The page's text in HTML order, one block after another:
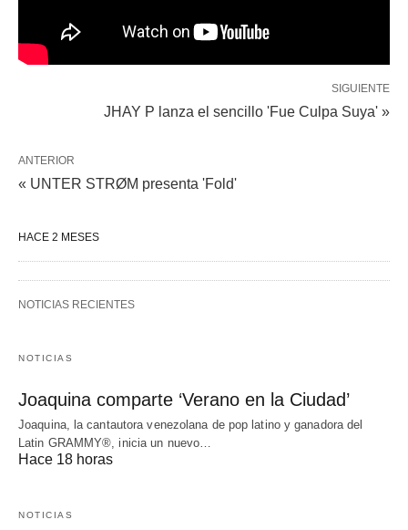
SIGUIENTE
JHAY P lanza el sencillo 'Fue Culpa Suya' »
ANTERIOR
« UNTER STRØM presenta 'Fold'
HACE 2 MESES
NOTICIAS RECIENTES
NOTICIAS
Joaquina comparte ‘Verano en la Ciudad’
Joaquina, la cantautora venezolana de pop latino y ganadora del
Latin GRAMMY®, inicia un nuevo…
Hace 18 horas
NOTICIAS